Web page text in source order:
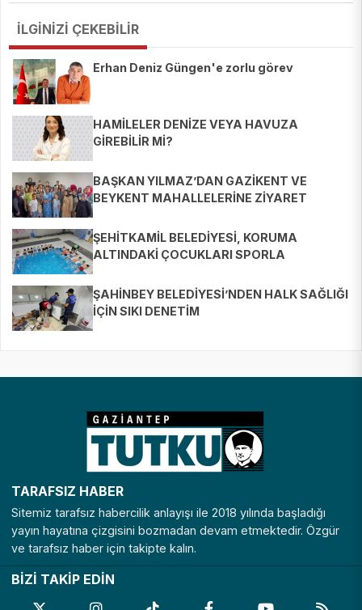
İLGİNİZİ ÇEKEBİLİR
Erhan Deniz Güngen'e zorlu görev
HAMİLELER DENİZE VEYA HAVUZA
GİREBİLİR Mİ?
BAŞKAN YILMAZ’DAN GAZİKENT VE
BEYKENT MAHALLELERİNE ZİYARET
ŞEHİTKAMİL BELEDİYESİ, KORUMA
ALTINDAKİ ÇOCUKLARI SPORLA
ŞAHİNBEY BELEDİYESİ’NDEN HALK SAĞLIĞI
İÇİN SIKI DENETİM
TARAFSIZ HABER
Sitemiz tarafsız habercilik anlayışı ile 2018 yılında başladığı
yayın hayatına çizgisini bozmadan devam etmektedir. Özgür
ve tarafsız haber için takipte kalın.
BİZİ TAKİP EDİN